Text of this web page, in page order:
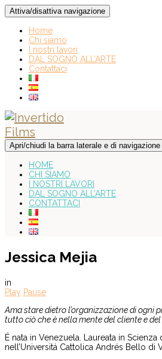
Attiva/disattiva navigazione
Home
Chi siamo
I nostri lavori
DAL SOGNO ALL’ARTE
Contattaci
Apri/chiudi la barra laterale e di navigazione
HOME
CHI SIAMO
I NOSTRI LAVORI
DAL SOGNO ALL’ARTE
CONTATTACI
Jessica Mejia
in
Play Pause
Ama stare dietro l’organizzazione di ogni
tutto ciò che è nella mente del cliente e del
É nata in Venezuela. Laureata in
nell’Universitá Cattolica Andrés Bello di